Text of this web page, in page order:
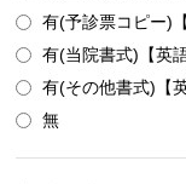
有(予診票コピー)
有(当院書式)【英
有(その他書式)【
無